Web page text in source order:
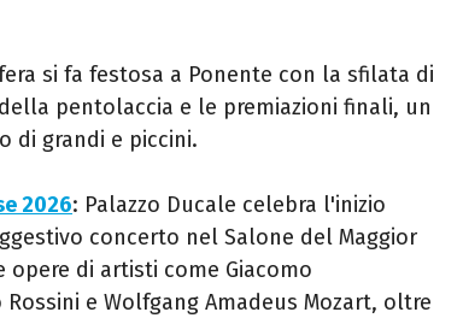
si fa festosa a Ponente con la sfilata di
pentolaccia e le premiazioni finali, un
di grandi e piccini.
2026: Palazzo Ducale celebra l'inizio
concerto nel Salone del Maggior
di artisti come Giacomo
Rossini e Wolfgang Amadeus Mozart, oltre